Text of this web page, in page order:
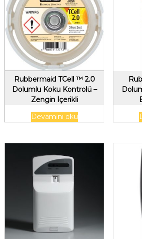
Rubbermaid TCell ™ 2.0
Dolumlu Koku Kontrolü –
Zengin İçerikli
Devamını oku